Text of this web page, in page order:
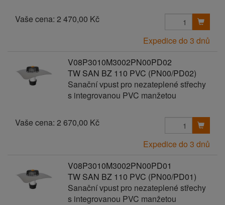
Vaše cena: 2 470,00 Kč
Expedice do 3 dnů
V08P3010M3002PN00PD02
TW SAN BZ 110 PVC (PN00/PD02)
Sanační vpust pro nezateplené střechy
s integrovanou PVC manžetou
Vaše cena: 2 670,00 Kč
Expedice do 3 dnů
V08P3010M3002PN00PD01
TW SAN BZ 110 PVC (PN00/PD01)
Sanační vpust pro nezateplené střechy
s integrovanou PVC manžetou